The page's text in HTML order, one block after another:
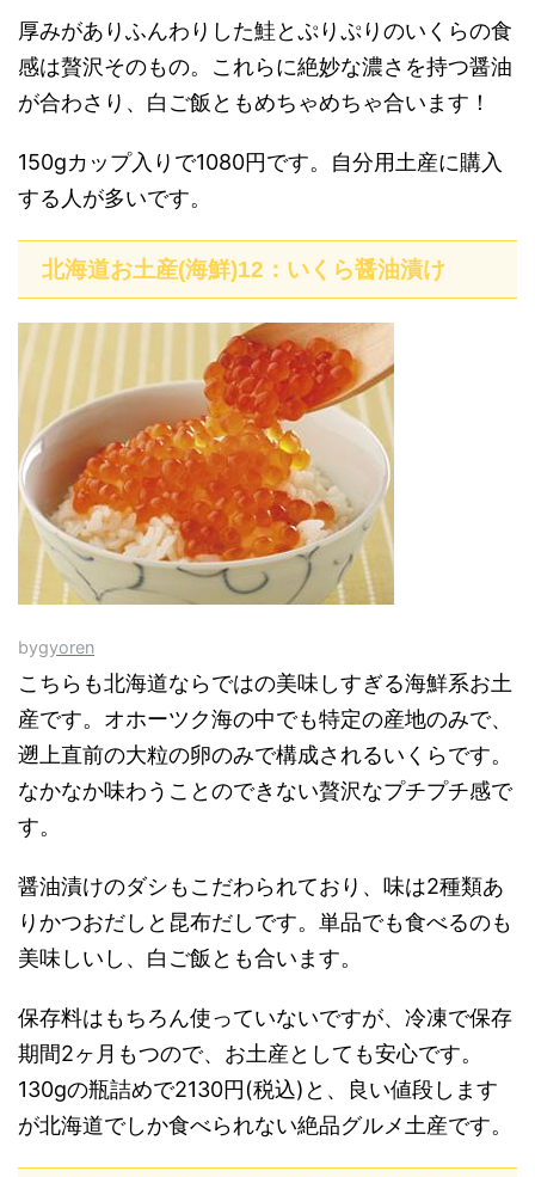
厚みがありふんわりした鮭とぷりぷりのいくらの食
感は贅沢そのもの。これらに絶妙な濃さを持つ醤油
が合わさり、白ご飯ともめちゃめちゃ合います！
150gカップ入りで1080円です。自分用土産に購入
する人が多いです。
北海道お土産(海鮮)12：いくら醤油漬け
bygyoren
こちらも北海道ならではの美味しすぎる海鮮系お土
産です。オホーツク海の中でも特定の産地のみで、
遡上直前の大粒の卵のみで構成されるいくらです。
なかなか味わうことのできない贅沢なプチプチ感で
す。
醤油漬けのダシもこだわられており、味は2種類あ
りかつおだしと昆布だしです。単品でも食べるのも
美味しいし、白ご飯とも合います。
保存料はもちろん使っていないですが、冷凍で保存
期間2ヶ月もつので、お土産としても安心です。
130gの瓶詰めで2130円(税込)と、良い値段します
が北海道でしか食べられない絶品グルメ土産です。